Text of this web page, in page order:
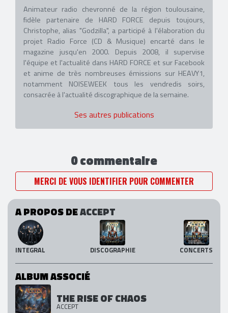
Animateur radio chevronné de la région toulousaine,
fidèle partenaire de HARD FORCE depuis toujours,
Christophe, alias "Godzilla", a participé à l'élaboration du
projet Radio Force (CD & Musique) encarté dans le
magazine jusqu'en 2000. Depuis 2008, il supervise
l'équipe et l'actualité dans HARD FORCE et sur Facebook
et anime de très nombreuses émissions sur HEAVY1,
notamment NOISEWEEK tous les vendredis soirs,
consacrée à l'actualité discographique de la semaine.
Ses autres publications
0 commentaire
MERCI DE VOUS IDENTIFIER POUR COMMENTER
A PROPOS DEACCEPT
INTEGRAL DISCOGRAPHIE CONCERTS
ALBUM ASSOCIÉ
THE RISE OF CHAOS
ACCEPT